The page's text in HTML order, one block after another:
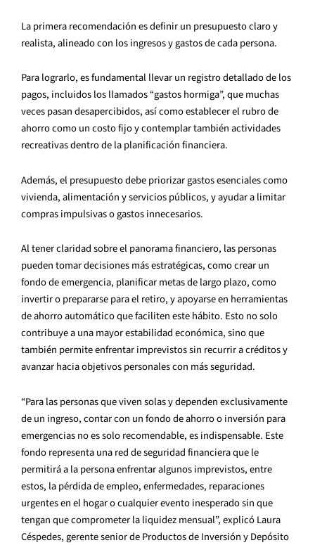
La primera recomendación es definir un presupuesto claro y
realista, alineado con los ingresos y gastos de cada persona.
Para lograrlo, es fundamental llevar un registro detallado de los
pagos, incluidos los llamados “gastos hormiga”, que muchas
veces pasan desapercibidos, así como establecer el rubro de
ahorro como un costo fijo y contemplar también actividades
recreativas dentro de la planificación financiera.
Además, el presupuesto debe priorizar gastos esenciales como
vivienda, alimentación y servicios públicos, y ayudar a limitar
compras impulsivas o gastos innecesarios.
Al tener claridad sobre el panorama financiero, las personas
pueden tomar decisiones más estratégicas, como crear un
fondo de emergencia, planificar metas de largo plazo, como
invertir o prepararse para el retiro, y apoyarse en herramientas
de ahorro automático que faciliten este hábito. Esto no solo
contribuye a una mayor estabilidad económica, sino que
también permite enfrentar imprevistos sin recurrir a créditos y
avanzar hacia objetivos personales con más seguridad.
“Para las personas que viven solas y dependen exclusivamente
de un ingreso, contar con un fondo de ahorro o inversión para
emergencias no es solo recomendable, es indispensable. Este
fondo representa una red de seguridad financiera que le
permitirá a la persona enfrentar algunos imprevistos, entre
estos, la pérdida de empleo, enfermedades, reparaciones
urgentes en el hogar o cualquier evento inesperado sin que
tengan que comprometer la liquidez mensual”, explicó Laura
Céspedes, gerente senior de Productos de Inversión y Depósito